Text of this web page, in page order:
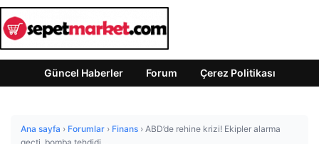
Güncel Haberler Forum Çerez Politikası
Ana sayfa › Forumlar › Finans › ABD’de rehine krizi! Ekipler alarma